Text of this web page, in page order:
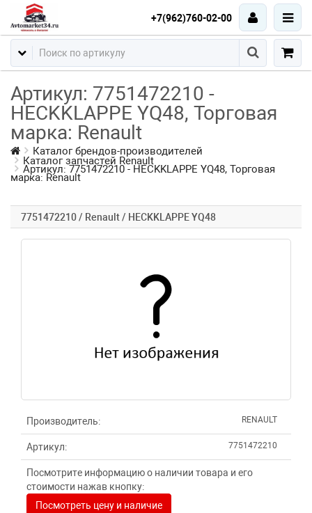
+7(962)760-02-00
Артикул: 7751472210 -
HECKKLAPPE YQ48, Торговая
марка: Renault
Каталог брендов-производителей
Каталог запчастей Renault
Артикул: 7751472210 - HECKKLAPPE YQ48, Торговая
марка: Renault
7751472210 / Renault / HECKKLAPPE YQ48
Производитель: RENAULT
Артикул: 7751472210
Посмотрите информацию о наличии товара и его
стоимости нажав кнопку:
Посмотреть цену и наличие